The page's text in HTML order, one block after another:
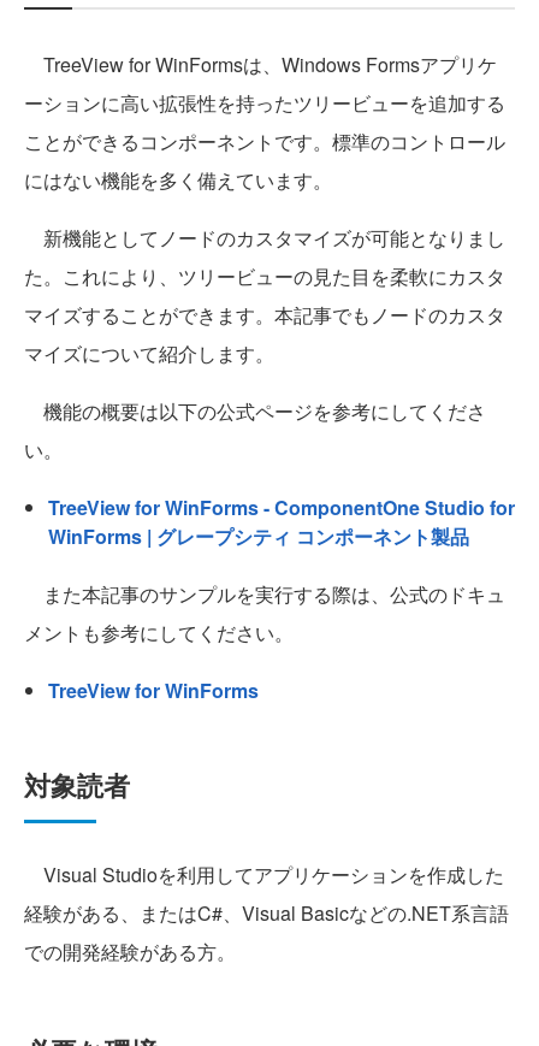
TreeView for WinFormsは、Windows Formsアプリケ
ーションに高い拡張性を持ったツリービューを追加する
ことができるコンポーネントです。標準のコントロール
にはない機能を多く備えています。
新機能としてノードのカスタマイズが可能となりまし
た。これにより、ツリービューの見た目を柔軟にカスタ
マイズすることができます。本記事でもノードのカスタ
マイズについて紹介します。
機能の概要は以下の公式ページを参考にしてくださ
い。
TreeView for WinForms - ComponentOne Studio for
WinForms | グレープシティ コンポーネント製品
また本記事のサンプルを実行する際は、公式のドキュ
メントも参考にしてください。
TreeView for WinForms
対象読者
Visual Studioを利用してアプリケーションを作成した
経験がある、またはC#、Visual Basicなどの.NET系言語
での開発経験がある方。